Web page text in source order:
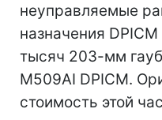
неуправляемые
назначения
тысяч 203-мм
M509AI DPICM.
стоимость этой